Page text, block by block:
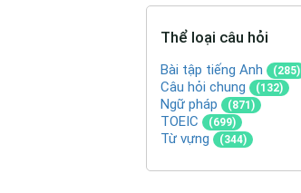
Thể loại câu hỏi
Bài tập tiếng Anh (285)
Câu hỏi chung (132)
Ngữ pháp (871)
TOEIC (699)
Từ vựng (344)